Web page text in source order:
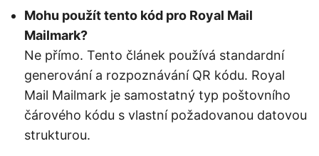
Mohu použít tento kód pro Royal Mail
Mailmark?
Ne přímo. Tento článek používá standardní
generování a rozpoznávání QR kódu. Royal
Mail Mailmark je samostatný typ poštovního
čárového kódu s vlastní požadovanou datovou
strukturou.